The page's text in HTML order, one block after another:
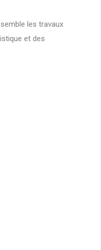
les travaux
et des